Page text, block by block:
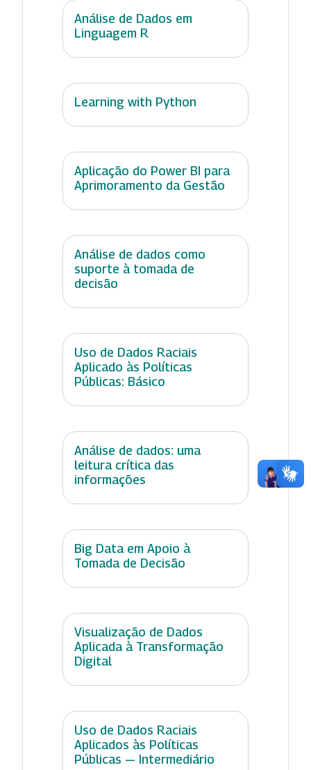
Análise de Dados em
Linguagem R
Learning with Python
Aplicação do Power BI para
Aprimoramento da Gestão
Análise de dados como
suporte à tomada de
decisão
Uso de Dados Raciais
Aplicado às Políticas
Públicas: Básico
Análise de dados: uma
leitura crítica das
informações
Big Data em Apoio à
Tomada de Decisão
Visualização de Dados
Aplicada à Transformação
Digital
Uso de Dados Raciais
Aplicados às Políticas
Públicas — Intermediário